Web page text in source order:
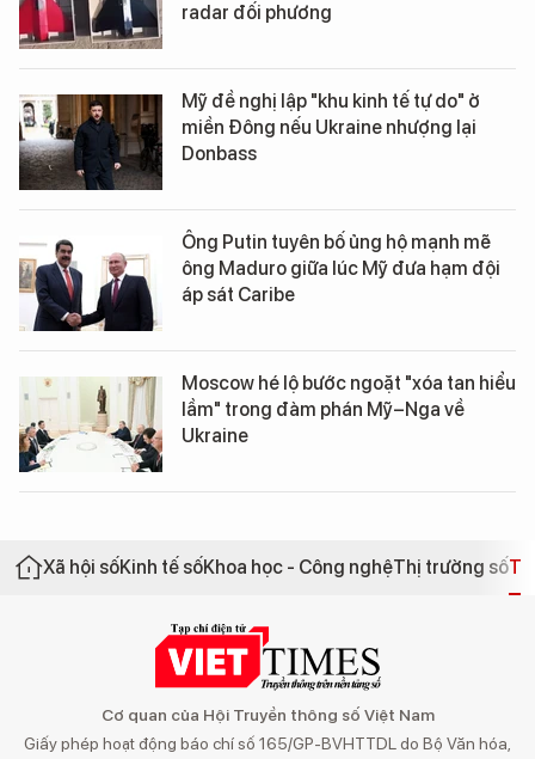
radar đối phương
Mỹ đề nghị lập "khu kinh tế tự do" ở
miền Đông nếu Ukraine nhượng lại
Donbass
Ông Putin tuyên bố ủng hộ mạnh mẽ
ông Maduro giữa lúc Mỹ đưa hạm đội
áp sát Caribe
Moscow hé lộ bước ngoặt "xóa tan hiểu
lầm" trong đàm phán Mỹ–Nga về
Ukraine
Xã hội sốKinh tế sốKhoa học - Công nghệThị trường số
Cơ quan của Hội Truyền thông số Việt Nam
Giấy phép hoạt động báo chí số 165/GP-BVHTTDL do Bộ Văn hóa,